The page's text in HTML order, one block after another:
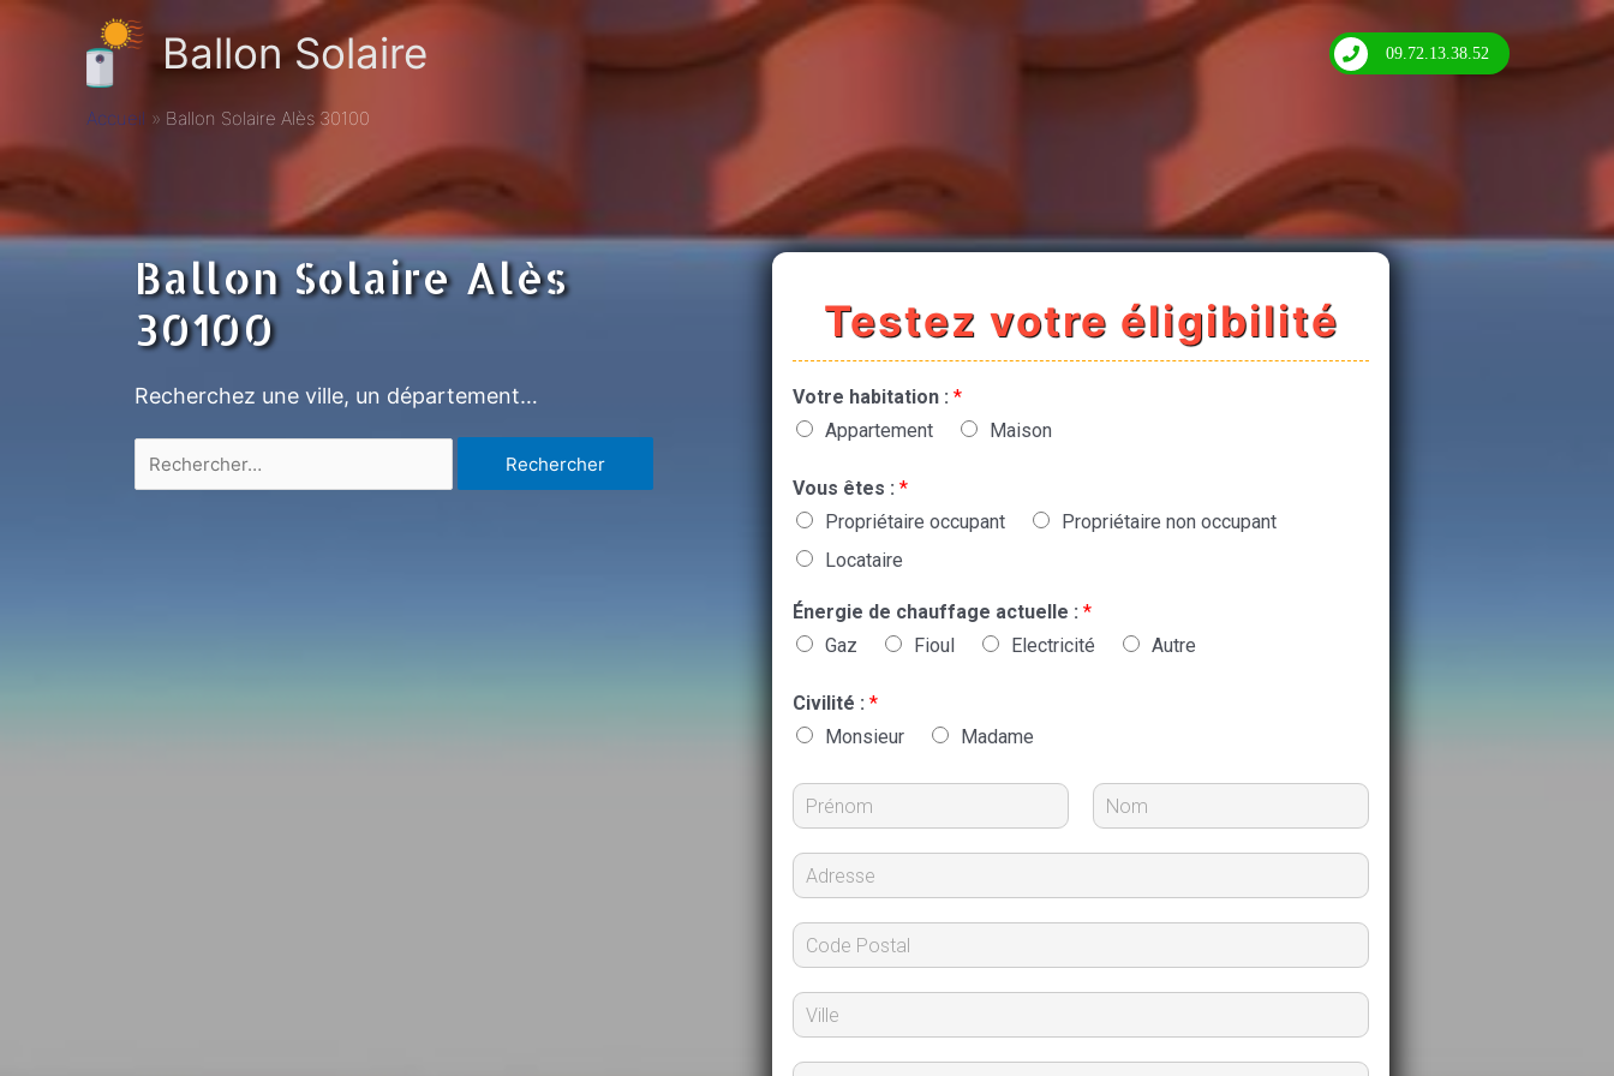
Ballon Solaire 09.72.13.38.52
Accueil Ballon Solaire Alès 30100
Ballon Solaire Alès
30100
Recherchez une ville, un département…
Testez votre éligibilité
Votre habitation : *
Appartement
Maison
Vous êtes : *
Propriétaire occupant
Propriétaire non occupant
Locataire
Énergie de chauffage actuelle : *
Gaz
Fioul Electricité Autre
Civilité : *
Monsieur
Madame